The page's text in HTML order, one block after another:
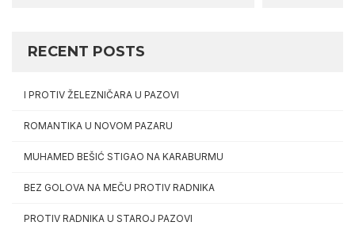
RECENT POSTS
I PROTIV ŽELEZNIČARA U PAZOVI
ROMANTIKA U NOVOM PAZARU
MUHAMED BEŠIĆ STIGAO NA KARABURMU
BEZ GOLOVA NA MEČU PROTIV RADNIKA
PROTIV RADNIKA U STAROJ PAZOVI